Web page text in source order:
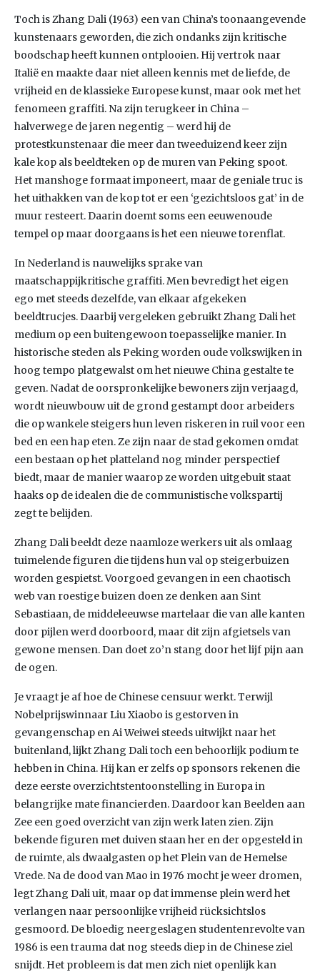
Toch is Zhang Dali (1963) een van China’s toonaangevende
kunstenaars geworden, die zich ondanks zijn kritische
boodschap heeft kunnen ontplooien. Hij vertrok naar
Italië en maakte daar niet alleen kennis met de liefde, de
vrijheid en de klassieke Europese kunst, maar ook met het
fenomeen graffiti. Na zijn terugkeer in China –
halverwege de jaren negentig – werd hij de
protestkunstenaar die meer dan tweeduizend keer zijn
kale kop als beeldteken op de muren van Peking spoot.
Het manshoge formaat imponeert, maar de geniale truc is
het uithakken van de kop tot er een ‘gezichtsloos gat’ in de
muur resteert. Daarin doemt soms een eeuwenoude
tempel op maar doorgaans is het een nieuwe torenflat.
In Nederland is nauwelijks sprake van
maatschappijkritische graffiti. Men bevredigt het eigen
ego met steeds dezelfde, van elkaar afgekeken
beeldtrucjes. Daarbij vergeleken gebruikt Zhang Dali het
medium op een buitengewoon toepasselijke manier. In
historische steden als Peking worden oude volkswijken in
hoog tempo platgewalst om het nieuwe China gestalte te
geven. Nadat de oorspronkelijke bewoners zijn verjaagd,
wordt nieuwbouw uit de grond gestampt door arbeiders
die op wankele steigers hun leven riskeren in ruil voor een
bed en een hap eten. Ze zijn naar de stad gekomen omdat
een bestaan op het platteland nog minder perspectief
biedt, maar de manier waarop ze worden uitgebuit staat
haaks op de idealen die de communistische volkspartij
zegt te belijden.
Zhang Dali beeldt deze naamloze werkers uit als omlaag
tuimelende figuren die tijdens hun val op steigerbuizen
worden gespietst. Voorgoed gevangen in een chaotisch
web van roestige buizen doen ze denken aan Sint
Sebastiaan, de middeleeuwse martelaar die van alle kanten
door pijlen werd doorboord, maar dit zijn afgietsels van
gewone mensen. Dan doet zo’n stang door het lijf pijn aan
de ogen.
Je vraagt je af hoe de Chinese censuur werkt. Terwijl
Nobelprijswinnaar Liu Xiaobo is gestorven in
gevangenschap en Ai Weiwei steeds uitwijkt naar het
buitenland, lijkt Zhang Dali toch een behoorlijk podium te
hebben in China. Hij kan er zelfs op sponsors rekenen die
deze eerste overzichtstentoonstelling in Europa in
belangrijke mate financierden. Daardoor kan Beelden aan
Zee een goed overzicht van zijn werk laten zien. Zijn
bekende figuren met duiven staan her en der opgesteld in
de ruimte, als dwaalgasten op het Plein van de Hemelse
Vrede. Na de dood van Mao in 1976 mocht je weer dromen,
legt Zhang Dali uit, maar op dat immense plein werd het
verlangen naar persoonlijke vrijheid rücksichtslos
gesmoord. De bloedig neergeslagen studentenrevolte van
1986 is een trauma dat nog steeds diep in de Chinese ziel
snijdt. Het probleem is dat men zich niet openlijk kan